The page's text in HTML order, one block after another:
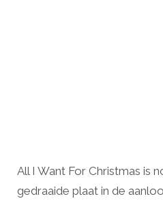
All I Want For Christmas is
gedraaide plaat in de